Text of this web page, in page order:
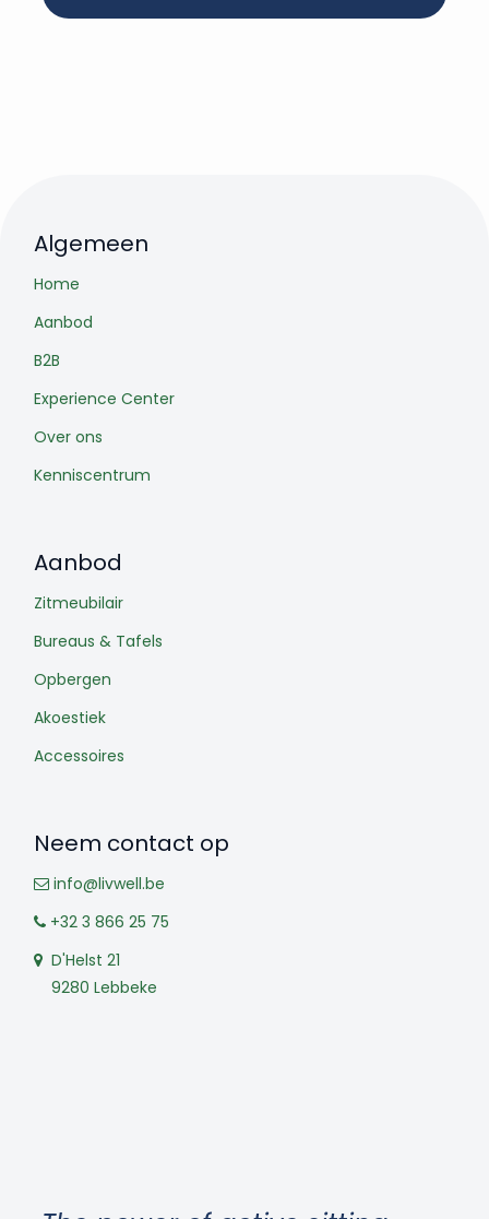
Algemeen
Home
Aanbod
B2B
Experience Center
Over ons
Kenniscentrum
Aanbod
Zitmeubilair
Bureaus & Tafels
Opbergen
Akoestiek
Accessoires
Neem contact op
info@livwell.be
+32 3 866 25 75
D'Helst 21
9280 Lebbeke